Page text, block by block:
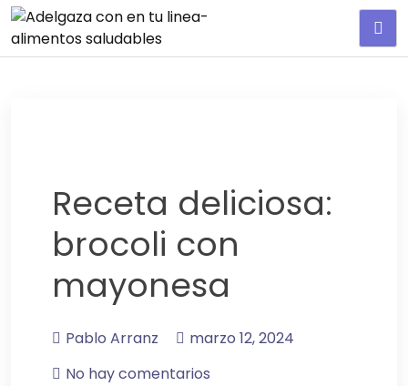
Receta deliciosa:
brocoli con
mayonesa
Pablo Arranz
marzo 12, 2024
No hay comentarios